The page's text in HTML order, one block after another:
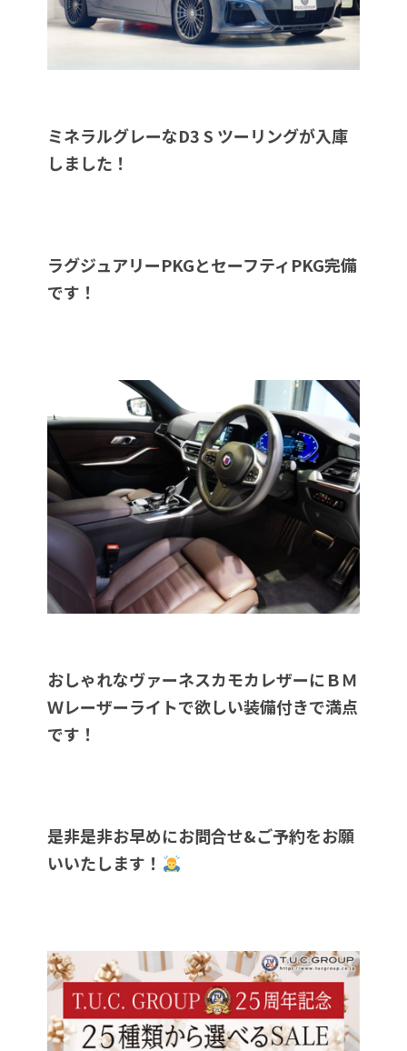
ミネラルグレーなD3 S ツーリングが入庫
しました！
ラグジュアリーPKGとセーフティPKG完備
です！
おしゃれなヴァーネスカモカレザーにＢＭ
Ｗレーザーライトで欲しい装備付きで満点
です！
是非是非お早めにお問合せ&ご予約をお願
いいたします！